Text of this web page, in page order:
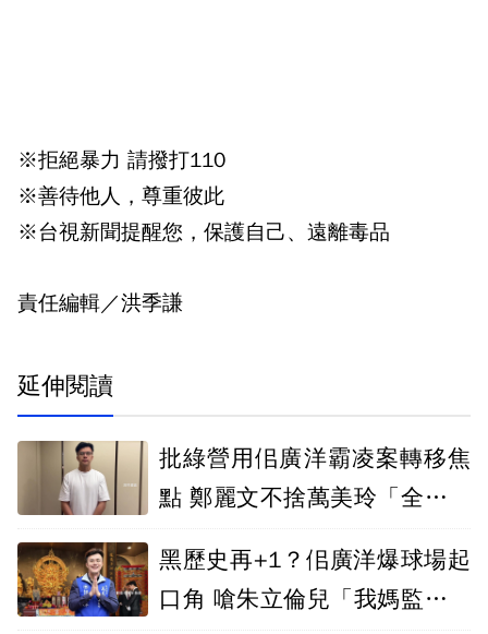
※拒絕暴力 請撥打110
※善待他人，尊重彼此
※台視新聞提醒您，保護自己、遠離毒品
責任編輯／洪季謙
延伸閱讀
批綠營用佀廣洋霸凌案轉移焦
點 鄭麗文不捨萬美玲「全家被
黑歷史再+1？佀廣洋爆球場起
口角 嗆朱立倫兒「我媽監督你